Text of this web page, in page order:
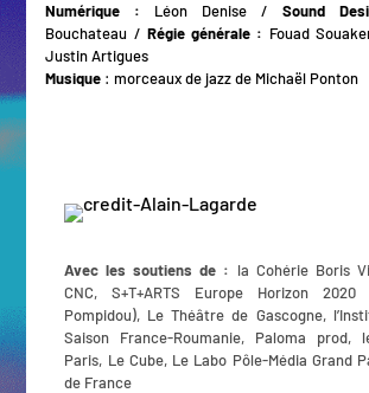
Numérique : Léon Denise / Sound
Bouchateau / Régie générale : Fouad
Justin Artigues
Musique : morceaux de jazz de Michaël Ponton
Avec les soutiens de : la Cohérie Boris
CNC, S+T+ARTS Europe Horizon 2020
Pompidou), Le Théâtre de Gascogne,
Saison France-Roumanie, Paloma prod,
Paris, Le Cube, Le Labo Pôle-Média Grand
de France